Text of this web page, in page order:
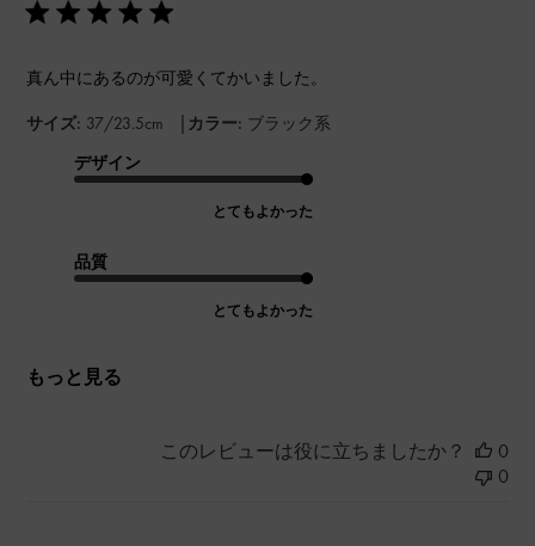
真ん中にあるのが可愛くてかいました。
サイズ: 37/23.5cm | カラー: ブラック系
デザイン
とてもよかった
品質
とてもよかった
もっと見る
このレビューは役に立ちましたか？
0
0